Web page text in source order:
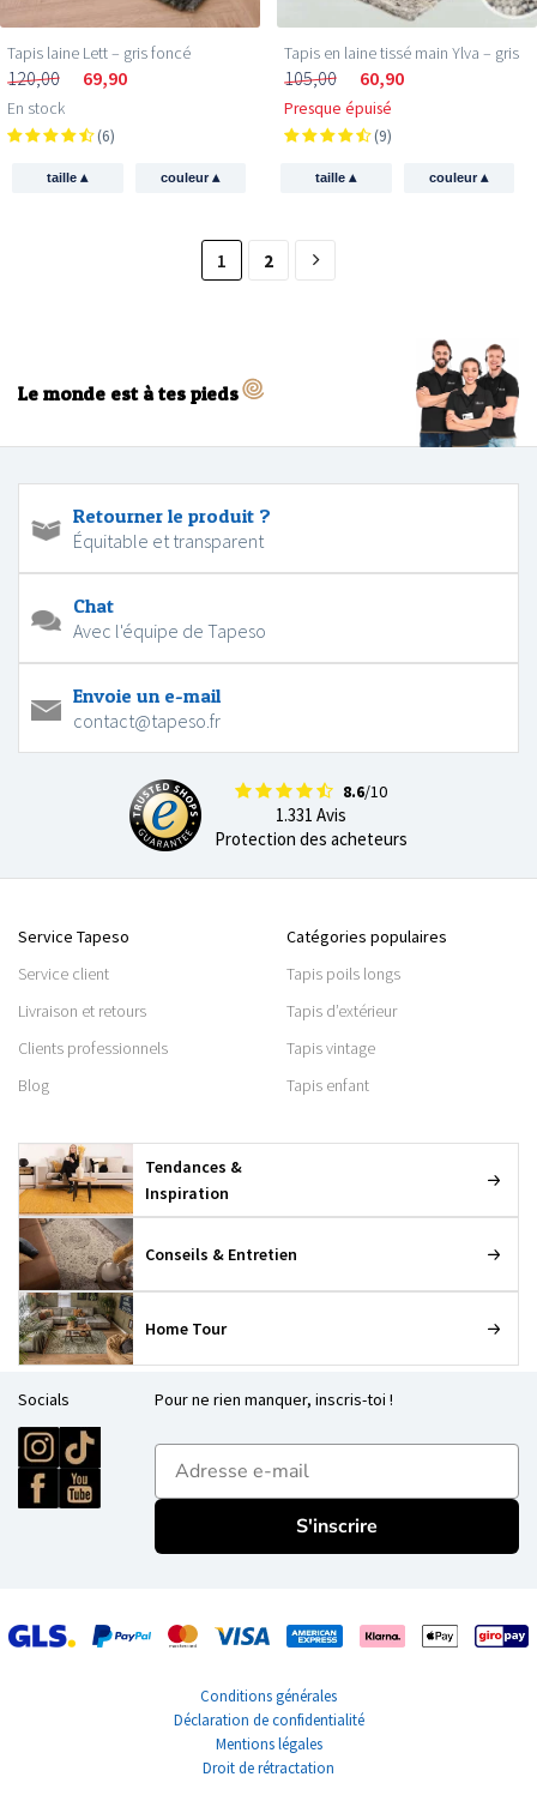
Tapis laine Lett – gris foncé
120,00 69,90
En stock
(6)
taille▴ couleur▴
Tapis en laine tissé main Ylva – gris
105,00 60,90
Presque épuisé
(9)
taille▴ couleur▴
1 2
Le monde est à tes pieds
Retourner le produit ?
Équitable et transparent
Chat
Avec l'équipe de Tapeso
Envoie un e-mail
contact@tapeso.fr
8.6/10
1.331 Avis
Protection des acheteurs
Service Tapeso
Service client
Livraison et retours
Clients professionnels
Blog
Catégories populaires
Tapis poils longs
Tapis d’extérieur
Tapis vintage
Tapis enfant
Tendances &
Inspiration
Conseils & Entretien
Home Tour
Socials Pour ne rien manquer, inscris-toi !
E-mailadres
S'inscrire
Conditions générales
Déclaration de confidentialité
Mentions légales
Droit de rétractation